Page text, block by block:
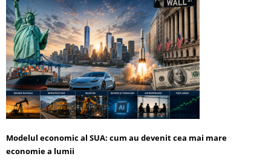
Modelul economic al SUA: cum au devenit cea mai mare
economie a lumii